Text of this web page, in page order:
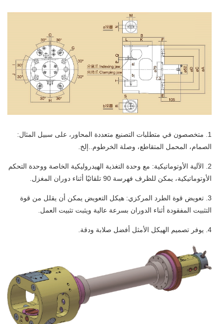
1. متخصصون في متطلبات التصنيع متعددة المحاور، على سبيل المثال:
الصمام، المحمل المتقاطع، وصلة الخرطوم..إلخ.
2. الآلية الأوتوماتيكية: مع وحدة التغذية الهيدروليكية الخاصة ووحدة التحكم
الأوتوماتيكية، يمكن للظرف فهرسة 90 تلقائيًا أثناء دوران المغزل.
3. تعويض قوة الطرد المركزي: هيكل التعويض يمكن أن يقلل من قوة
التثبيت المفقودة أثناء الدوران بسرعة عالية ويثبت تثبيت العمل.
4. يوفر تصميم الهيكل الأمثل أفضل صلابة ودقة.